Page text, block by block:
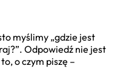
myślimy „gdzie jest
Odpowiedź nie jest
o czym piszę –